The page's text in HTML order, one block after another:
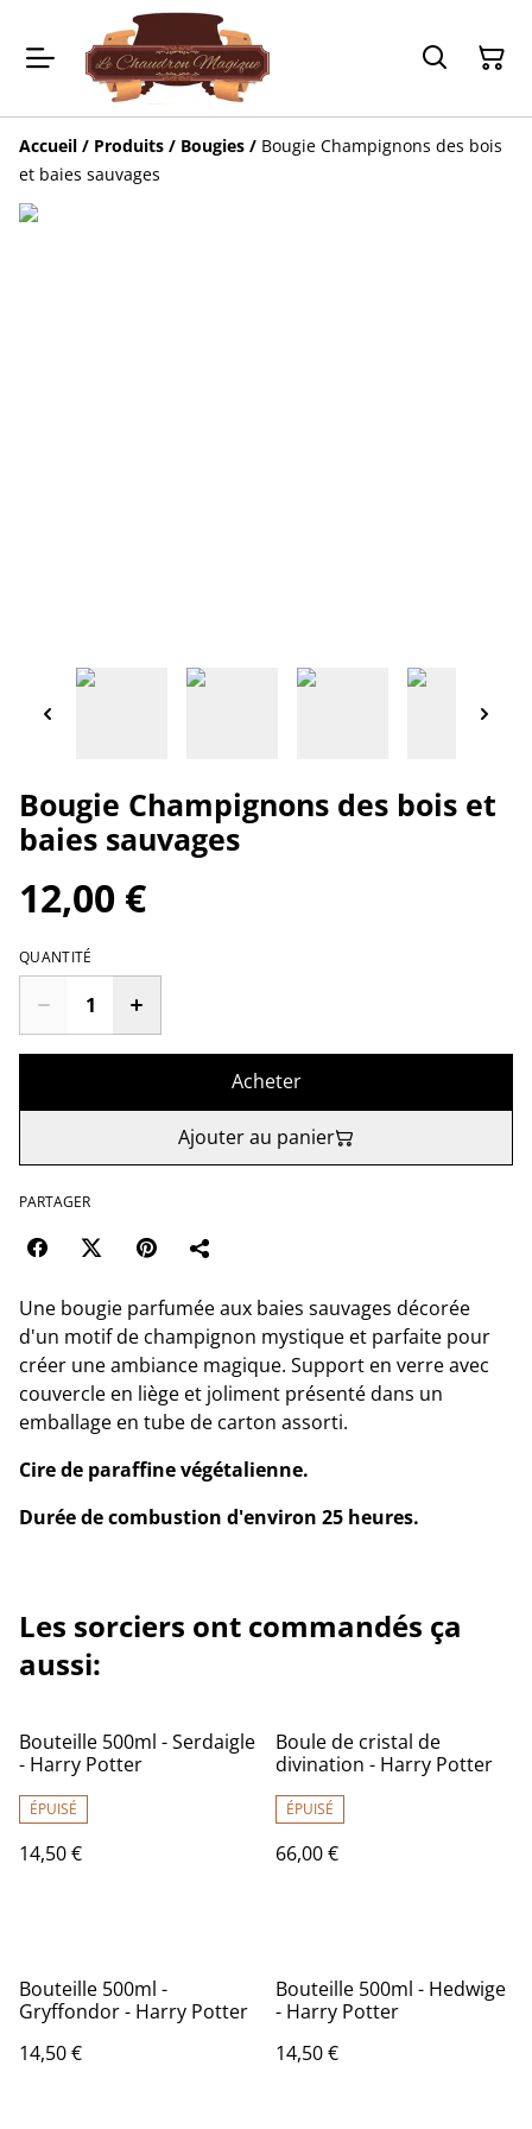
Accueil / Produits / Bougies / Bougie Champignons des bois
et baies sauvages
Bougie Champignons des bois et
baies sauvages
12,00 €
QUANTITÉ
Acheter
Ajouter au panier
PARTAGER
Une bougie parfumée aux baies sauvages décorée
d'un motif de champignon mystique et parfaite pour
créer une ambiance magique. Support en verre avec
couvercle en liège et joliment présenté dans un
emballage en tube de carton assorti.
Cire de paraffine végétalienne.
Durée de combustion d'environ 25 heures.
Les sorciers ont commandés ça
aussi:
Bouteille 500ml - Serdaigle
- Harry Potter
ÉPUISÉ
14,50 €
Boule de cristal de
divination - Harry Potter
ÉPUISÉ
66,00 €
Bouteille 500ml -
Gryffondor - Harry Potter
14,50 €
Bouteille 500ml - Hedwige
- Harry Potter
14,50 €